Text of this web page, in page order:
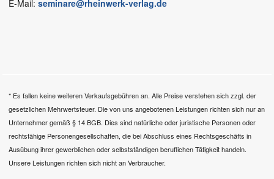
E-Mail: seminare@rheinwerk-verlag.de
* Es fallen keine weiteren Verkaufsgebühren an. Alle Preise verstehen sich zzgl. der
gesetzlichen Mehrwertsteuer. Die von uns angebotenen Leistungen richten sich nur an
Unternehmer gemäß § 14 BGB. Dies sind natürliche oder juristische Personen oder
rechtsfähige Personengesellschaften, die bei Abschluss eines Rechtsgeschäfts in
Ausübung ihrer gewerblichen oder selbstständigen beruflichen Tätigkeit handeln.
Unsere Leistungen richten sich nicht an Verbraucher.